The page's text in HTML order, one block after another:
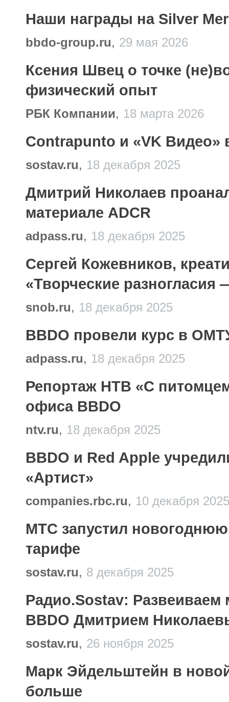
Наши награды на Silver
bbdo-group.ru, 29 мая 2026
Ксения Швец о точке
физический опыт
РБК Компании, 18 марта 2026
Contrapunto и «VK
sostav.ru, 18 декабря 2025
Дмитрий Николаев
материале ADCR
adpass.ru, 18 декабря 2025
Сергей Кожевников,
«Творческие разногласия
snob.ru, 18 декабря 2025
BBDO провели курс в
adpass.ru, 18 декабря 2025
Репортаж НТВ «С
офиса BBDO
ntv.ru, 18 декабря 2025
BBDO и Red Apple
«Артист»
companies.rbc.ru, 10 декабря 2025
МТС запустил
тарифе
sostav.ru, 8 декабря 2025
Радио.Sostav:
BBDO Дмитрием
sostav.ru, 26 ноября 2025
Марк Эйдельштейн в
больше